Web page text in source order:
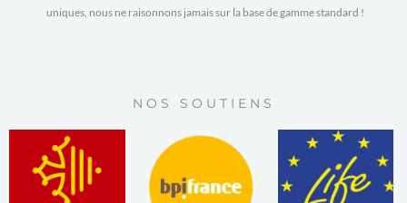
uniques, nous ne raisonnons jamais sur la base de gamme standard !
NOS SOUTIENS